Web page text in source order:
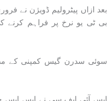
بی ٹی یو نرخ پر فراہم کرنے